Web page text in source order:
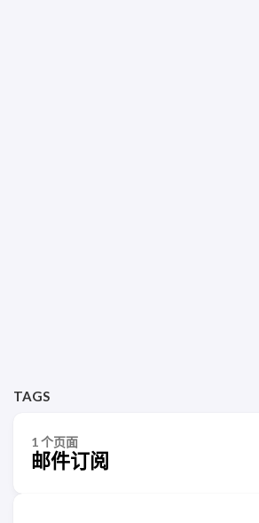
TAGS
1 个页面
邮件订阅